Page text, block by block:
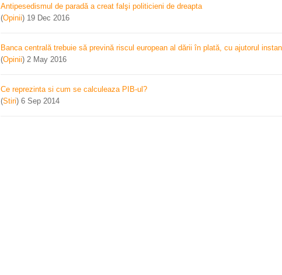
Antipesedismul de paradă a creat falşi politicieni de dreapta
(Opinii) 19 Dec 2016
Banca centrală trebuie să prevină riscul european al dării în plată, cu ajutorul
(Opinii) 2 May 2016
Ce reprezinta si cum se calculeaza PIB-ul?
(Stiri) 6 Sep 2014